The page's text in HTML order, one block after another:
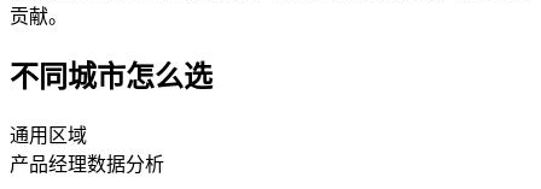
贡献。
不同城市怎么选
通用区域
产品经理数据分析